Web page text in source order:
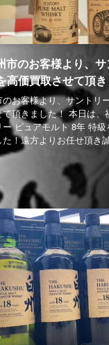
市のお客様より、
高価買取させて頂き
お客様より、サントリ
て頂きました！ 本日は
ー ピュアモルト 8年 特
た！遠方よりお任せ頂き